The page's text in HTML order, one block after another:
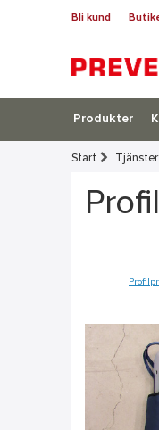
Bli kund
Produkter
Start Tjänster